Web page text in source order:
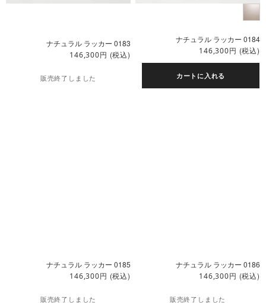
ナチュラル ラッカー 0183
146,300円 (税込)
販売終了しました
ナチュラル ラッカー 0184
146,300円 (税込)
カートに入れる
ナチュラル ラッカー 0185
146,300円 (税込)
販売終了しました
ナチュラル ラッカー 0186
146,300円 (税込)
販売終了しました